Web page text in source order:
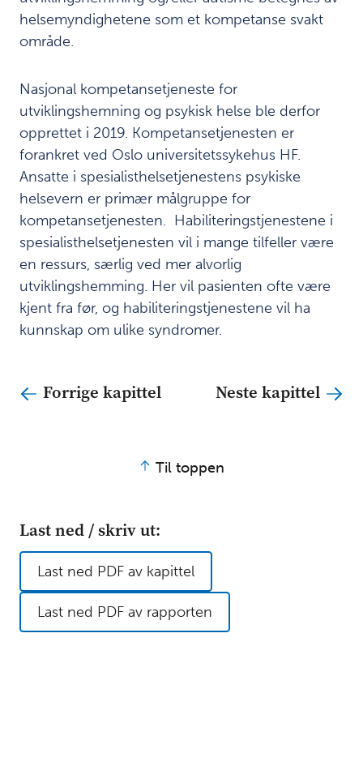
helsemyndighetene som et kompetanse svakt
område.
Nasjonal kompetansetjeneste for
utviklingshemning og psykisk helse ble derfor
opprettet i 2019. Kompetansetjenesten er
forankret ved Oslo universitetssykehus HF.
Ansatte i spesialisthelsetjenestens psykiske
helsevern er primær målgruppe for
kompetansetjenesten. Habiliteringstjenestene i
spesialisthelsetjenesten vil i mange tilfeller være
en ressurs, særlig ved mer alvorlig
utviklingshemming. Her vil pasienten ofte være
kjent fra før, og habiliteringstjenestene vil ha
kunnskap om ulike syndromer.
Forrige kapittel Neste kapittel
Til toppen
Last ned / skriv ut:
Last ned PDF av kapittel
Last ned PDF av rapporten